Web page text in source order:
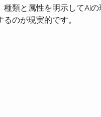
類と属性を明示してAI
のが現実的です。